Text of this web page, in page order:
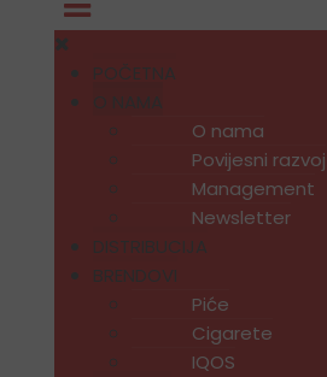
POČETNA
O NAMA
O nama
Povijesni razvoj
Management
Newsletter
DISTRIBUCIJA
BRENDOVI
Piće
Cigarete
IQOS